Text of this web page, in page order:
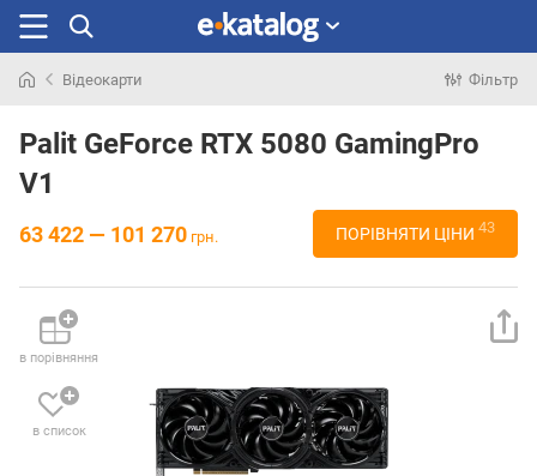
раніше
Відеокарти Фільтр
Palit GeForce RTX 5080 GamingPro
V1
63 422 — 101 270 грн. ПОРІВНЯТИ ЦІНИ 43
в порівняння
в список